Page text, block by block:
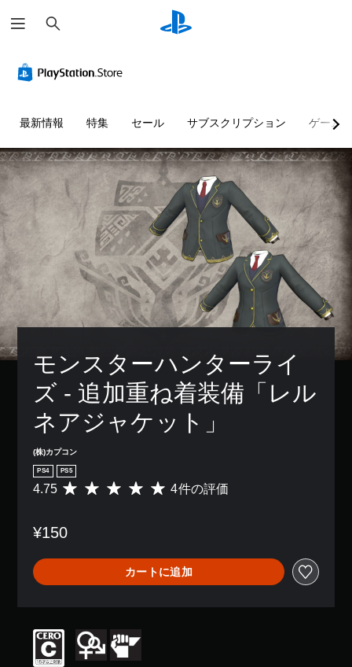
索
最新情報 特集 セール サブスクリプション ゲーム
モンスターハンターライ
ズ - 追加重ね着装備「レル
ネアジャケット」
(株)カプコン
PS4 PS5
評
は
、
平
均
は
段
4.75 4件の評価
¥150
カートに追加